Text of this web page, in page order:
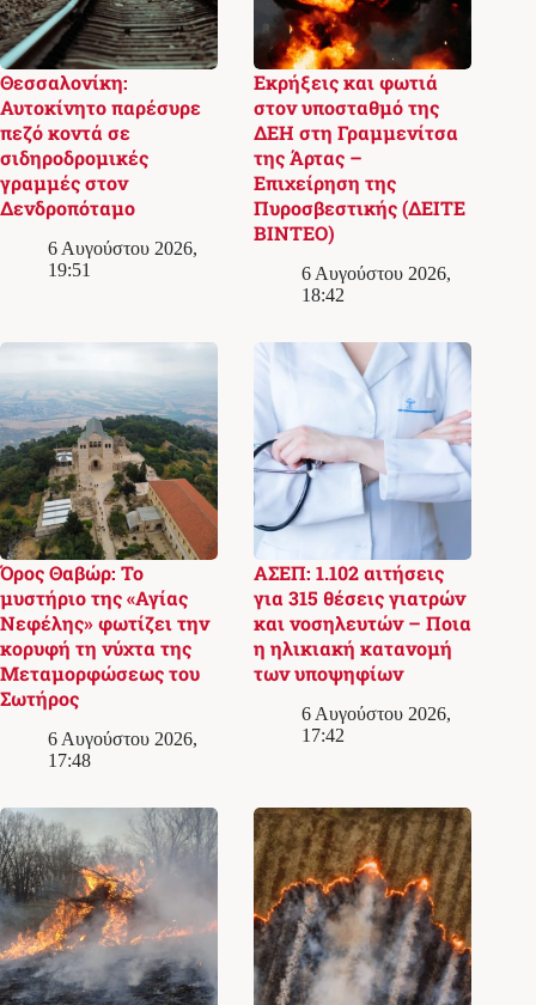
Θεσσαλονίκη:
Αυτοκίνητο παρέσυρε
πεζό κοντά σε
σιδηροδρομικές
γραμμές στον
Δενδροπόταμο
6 Αυγούστου 2026,
19:51
Εκρήξεις και φωτιά
στον υποσταθμό της
ΔΕΗ στη Γραμμενίτσα
της Άρτας –
Επιχείρηση της
Πυροσβεστικής (ΔΕΙΤΕ
ΒΙΝΤΕΟ)
6 Αυγούστου 2026,
18:42
Όρος Θαβώρ: Το
μυστήριο της «Αγίας
Νεφέλης» φωτίζει την
κορυφή τη νύχτα της
Μεταμορφώσεως του
Σωτήρος
6 Αυγούστου 2026,
17:48
ΑΣΕΠ: 1.102 αιτήσεις
για 315 θέσεις γιατρών
και νοσηλευτών – Ποια
η ηλικιακή κατανομή
των υποψηφίων
6 Αυγούστου 2026,
17:42